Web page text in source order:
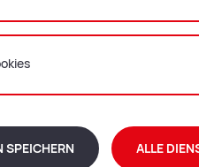
SPEICHERN ALLE